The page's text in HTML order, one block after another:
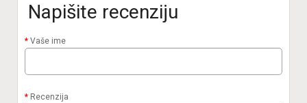
Napišite recenziju
Vaše ime
Recenzija